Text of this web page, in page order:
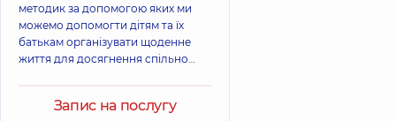
методик за допомогою яких ми
можемо допомогти дітям та їх
батькам організувати щоденне
життя для досягнення спільно
соціумі.Запис на послугу